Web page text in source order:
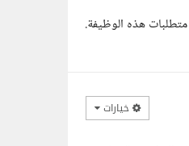
هذه الوظيفة.
خيارات